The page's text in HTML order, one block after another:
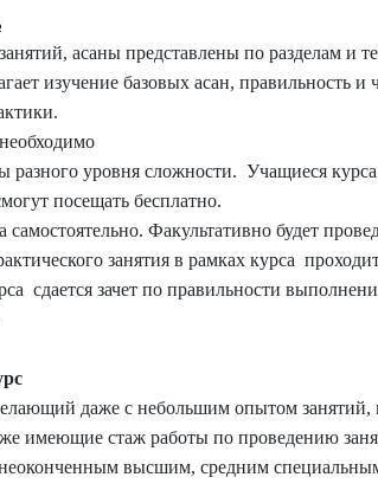
асаны представлены по разделам и
изучение базовых асан, правильность
разного уровня сложности. Учащиеся
посещать бесплатно.
самостоятельно. Факультативно будет
занятия в рамках курса
сдается зачет по правильности
даже с небольшим опытом занятий,
имеющие стаж работы по проведению
высшим, средним